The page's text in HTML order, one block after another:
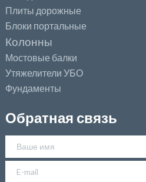
Плиты дорожные
Блоки портальные
Колонны
Мостовые балки
Утяжелители УБО
Фундаменты
Обратная связь